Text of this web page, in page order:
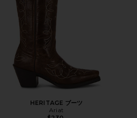
HERITAGE ブーツ
Ariat